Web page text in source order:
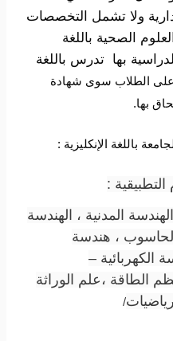
ولا تشمل التخصصات
الصحية باللغة
بها تدرس باللغة
على الطلاب سوى شهادة
بها.
باللغة الإنكليزية :
:
المدنية ، الهندسة
الحاسوب ، هندسة
الكهربائية –
الطاقة ،علم الوراثة
/